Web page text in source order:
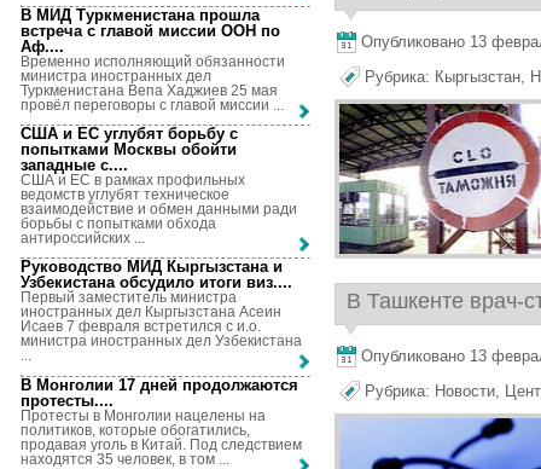
Опубликовано 13
Рубрика: Кыргызстан,
В Ташкенте врач-
Опубликовано 13
Рубрика: Новости,
В МИД Туркменистана прошла
встреча с главой миссии ООН по
Аф....
Временно исполняющий обязанности
министра иностранных дел
Туркменистана Вепа Хаджиев 25 мая
провёл переговоры с главой миссии ...
США и ЕС углубят борьбу с
попытками Москвы обойти
западные с....
США и ЕС в рамках профильных
ведомств углубят техническое
взаимодействие и обмен данными ради
борьбы с попытками обхода
антироссийских ...
Руководство МИД Кыргызстана и
Узбекистана обсудило итоги виз....
Первый заместитель министра
иностранных дел Кыргызстана Асеин
Исаев 7 февраля встретился с и.о.
министра иностранных дел Узбекистана
...
В Монголии 17 дней продолжаются
протесты....
Протесты в Монголии нацелены на
политиков, которые обогатились,
продавая уголь в Китай. Под следствием
находятся 35 человек, в том ...